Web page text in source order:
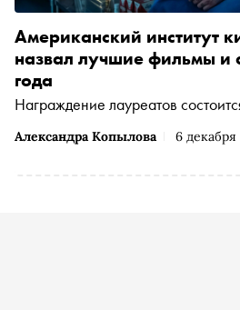
Александра Копылова 6 декабря
Американский институт
назвал лучшие фильмы и
года
Награждение лауреатов